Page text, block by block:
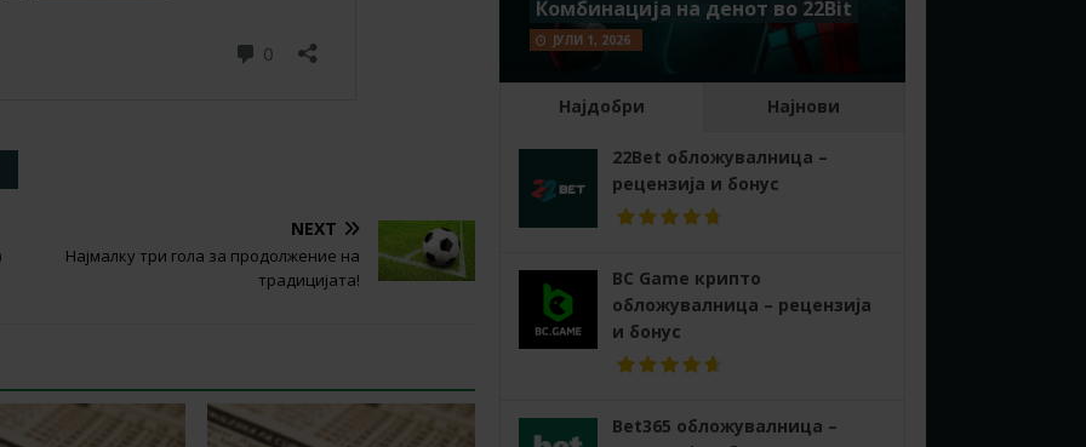
NEXT
Најмалку три гола за продолжение на
традицијата!
Комбинација на денот во 22Bit
ЈУЛИ 1, 2026
Најдобри Најнови
22Bet обложувалница –
рецензија и бонус
BC Game крипто
обложувалница – рецензија
и бонус
Bet365 обложувалница –